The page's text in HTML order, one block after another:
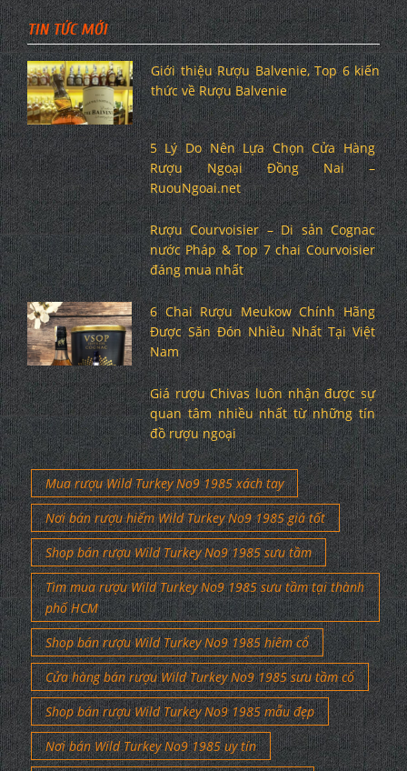
TIN TỨC MỚI
Giới thiệu Rượu Balvenie, Top 6 kiến
thức về Rượu Balvenie
5 Lý Do Nên Lựa Chọn Cửa Hàng
Rượu Ngoại Đồng Nai –
RuouNgoai.net
Rượu Courvoisier – Di sản Cognac
nước Pháp & Top 7 chai Courvoisier
đáng mua nhất
6 Chai Rượu Meukow Chính Hãng
Được Săn Đón Nhiều Nhất Tại Việt
Nam
Giá rượu Chivas luôn nhận được sự
quan tâm nhiều nhất từ những tín
đồ rượu ngoại
Mua rượu Wild Turkey No9 1985 xách tay
Nơi bán rượu hiếm Wild Turkey No9 1985 giá tốt
Shop bán rượu Wild Turkey No9 1985 sưu tầm
Tìm mua rượu Wild Turkey No9 1985 sưu tầm tại thành
phố HCM
Shop bán rượu Wild Turkey No9 1985 hiêm cổ
Cửa hàng bán rượu Wild Turkey No9 1985 sưu tầm cổ
Shop bán rượu Wild Turkey No9 1985 mẫu đẹp
Nơi bán Wild Turkey No9 1985 uy tín